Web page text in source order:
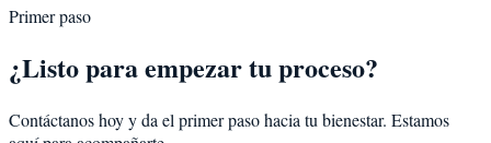
Primer paso
¿Listo para empezar tu proceso?
Contáctanos hoy y da el primer paso hacia tu bienestar. Estamos